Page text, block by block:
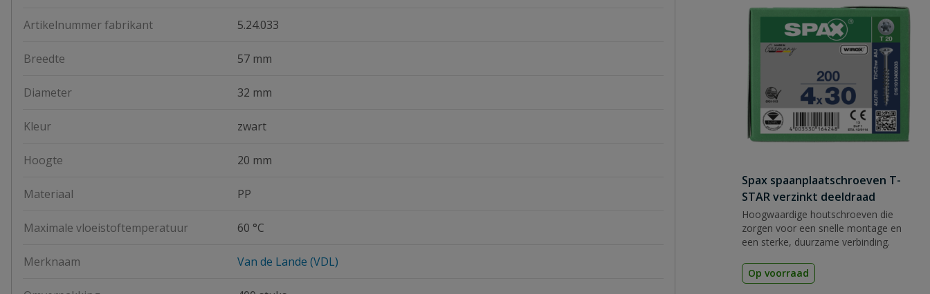
Artikelnummer fabrikant 5.24.033
Breedte 57 mm
Diameter 32 mm
Kleur zwart
Hoogte 20 mm
Materiaal PP
Maximale vloeistoftemperatuur 60 °C
Merknaam Van de Lande (VDL)
Spax spaanplaatschroeven T-
STAR verzinkt deeldraad
Hoogwaardige houtschroeven die
zorgen voor een snelle montage en
een sterke, duurzame verbinding.
Op voorraad